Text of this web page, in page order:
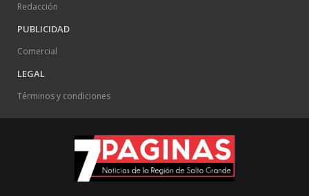
Redacción
PUBLICIDAD
Comercial
LEGAL
Términos y condiciones